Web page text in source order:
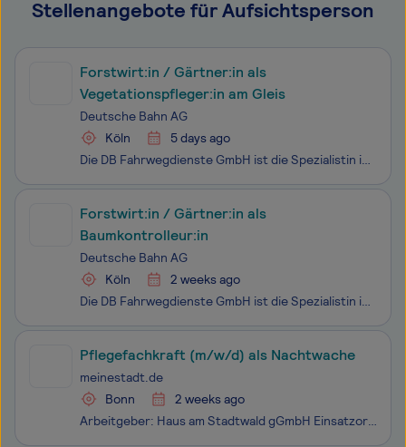
Stellenangebote für Aufsichtsperson
Forstwirt:in / Gärtner:in als
Vegetationspfleger:in am Gleis
Deutsche Bahn AG
Köln
5 days ago
Die DB Fahrwegdienste GmbH ist die Spezialistin in der Baustellensicherung und Vegetationspflege entlang des gesamten Schienennetzes der Deutschen Bahn. Wir sichern jährlich 100.000 Gleisbaustellen aller Art mit modernster Technik und unterstützen Eisenbahnprojekte mit An- und Abtransporten von Mate
Forstwirt:in / Gärtner:in als
Baumkontrolleur:in
Deutsche Bahn AG
Köln
2 weeks ago
Die DB Fahrwegdienste GmbH ist die Spezialistin in der Baustellensicherung und Vegetationspflege entlang des gesamten Schienennetzes der Deutschen Bahn. Wir sichern jährlich 100.000 Gleisbaustellen aller Art mit modernster Technik und unterstützen Eisenbahnprojekte mit An- und Abtransporten von Mate
Pflegefachkraft (m/w/d) als Nachtwache
meinestadt.de
Bonn
2 weeks ago
Arbeitgeber: Haus am Stadtwald gGmbH Einsatzort: 53111 Bonn Unser „Haus am Stadtwald“ bietet als spezialisierte pflegerisch-therapeutische Einrichtung 48 jüngeren Erwachsenen ein vertrautes, auf ihre speziellen Bedürfnisse zugeschnittenes Zuhause. Auf Grund von Unfällen oder fortgeschrittenen schwer